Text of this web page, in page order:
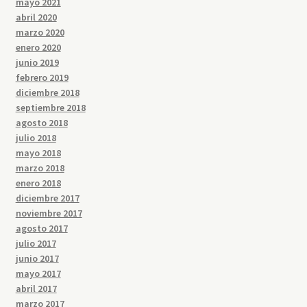
abril 2020
marzo 2020
enero 2020
junio 2019
febrero 2019
diciembre 2018
septiembre 2018
agosto 2018
julio 2018
mayo 2018
marzo 2018
enero 2018
diciembre 2017
noviembre 2017
agosto 2017
julio 2017
junio 2017
mayo 2017
abril 2017
marzo 2017